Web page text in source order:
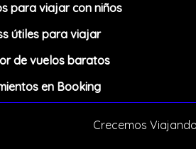
para viajar con niños
útiles para viajar
de vuelos baratos
en Booking
Crecemos